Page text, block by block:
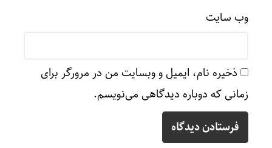
وب‌ سایت
ذخیره نام، ایمیل و وبسایت من در مرورگر برای
زمانی که دوباره دیدگاهی می‌نویسم.